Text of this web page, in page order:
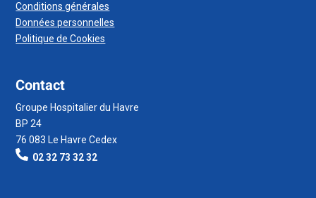
Conditions générales
Données personnelles
Politique de Cookies
Contact
Groupe Hospitalier du Havre
BP 24
76 083 Le Havre Cedex
02 32 73 32 32